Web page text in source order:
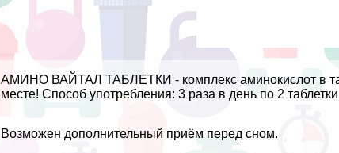
АМИНО ВАЙТАЛ ТАБЛЕТКИ - комплекс аминокислот в
месте! Способ употрeбления: 3 раза в день по 2
Возможен дополнительный приём перед сном.